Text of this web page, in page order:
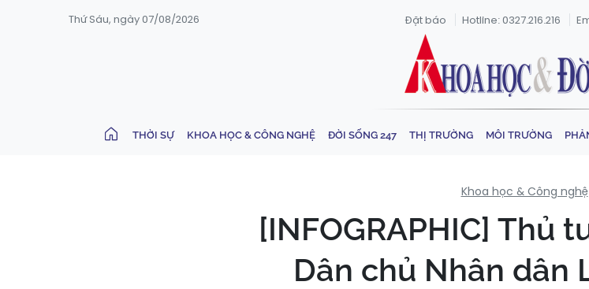
Thứ Sáu, ngày 07/08/2026 Đặt báo Hotline: 0327.216.216
THỜI SỰ KHOA HỌC & CÔNG NGHỆ ĐỜI SỐNG 247 THỊ TRƯỜNG MÔI TRƯỜNG
Khoa học & Công nghệ
[INFOGRAPHIC] Thủ
Dân chủ Nhân dân